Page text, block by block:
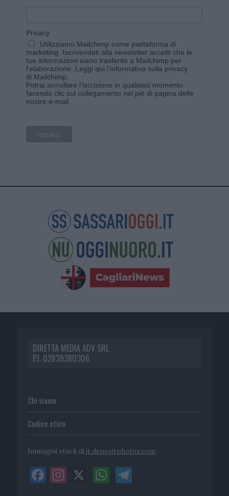
Privacy
Utilizziamo Mailchimp come piattaforma di
marketing. Iscrivendoti alla newsletter accetti che le
tue informazioni siano trasferite a Mailchimp per
l'elaborazione. Leggi qui l'informativa sulla privacy
di Mailchimp
Potrai annullare l'iscrizione in qualsiasi momento
facendo clic sul collegamento nel piè di pagina delle
nostre e-mail.
DIRETTA MEDIA ADV SRL
P.I. 02839380306
Chi siamo
Codice etico
Immagini stock di it.depositphotos.com